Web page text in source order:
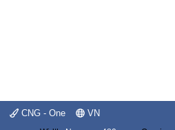
CNG - One VN